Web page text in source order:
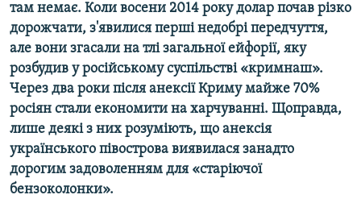
там немає. Коли восени 2014 року долар почав різко
дорожчати, з'явилися перші недобрі передчуття,
але вони згасали на тлі загальної ейфорії, яку
розбудив у російському суспільстві «кримнаш».
Через два роки після анексії Криму майже 70%
росіян стали економити на харчуванні. Щоправда,
лише деякі з них розуміють, що анексія
українського півострова виявилася занадто
дорогим задоволенням для «старіючої
бензоколонки».